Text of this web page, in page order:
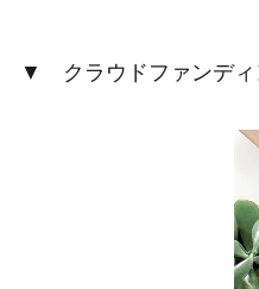
▼ クラウドファンディ